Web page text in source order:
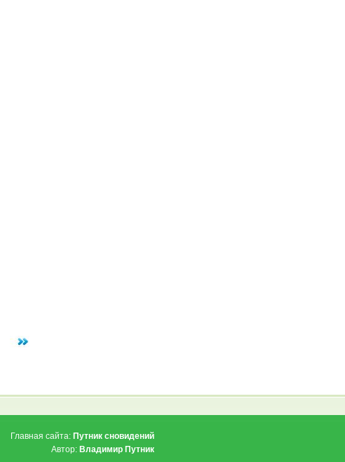
Главная сайта: Путник сновидений
Автор: Владимир Путник